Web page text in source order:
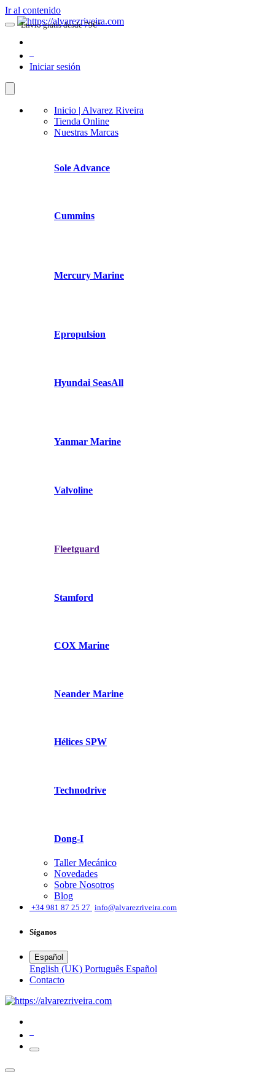
Ir al contenido
Iniciar sesión
Inicio | Alvarez Riveira
Tienda Online
Nuestras Marcas
Sole Advance
Cummins
Mercury Marine
Epropulsion
Hyundai SeasAll
Yanmar Marine
Valvoline
Fleetguard
Stamford
COX Marine
Neander Marine
Hélices SPW
Technodrive
Dong-I
Taller Mecánico
Novedades
Sobre Nosotros
Blog
+34 981 87 25 27 info@alvarezriveira.com
Síganos
Español
English (UK) Português Español
​Contacto
Envio gratis desde 79€*